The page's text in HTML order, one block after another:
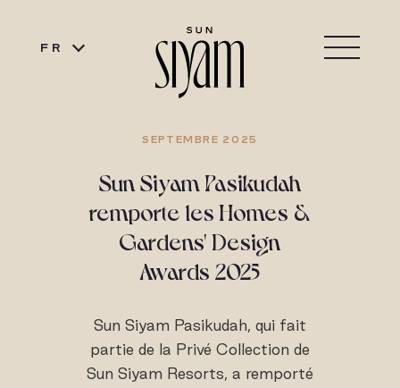
FR
SEPTEMBRE 2025
Sun Siyam Pasikudah
remporte les Homes &
Gardens' Design
Awards 2025
Sun Siyam Pasikudah, qui fait
partie de la Privé Collection de
Sun Siyam Resorts, a remporté